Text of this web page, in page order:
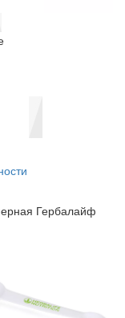
Гербалайф